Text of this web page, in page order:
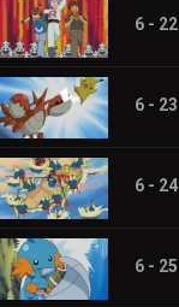
6 - 22
6 - 23
6 - 24
6 - 25